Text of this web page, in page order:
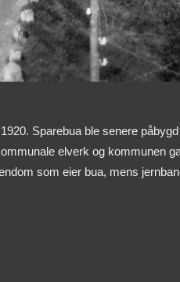
Sparebua ble senere
elverk og kommunen
som eier bua, mens